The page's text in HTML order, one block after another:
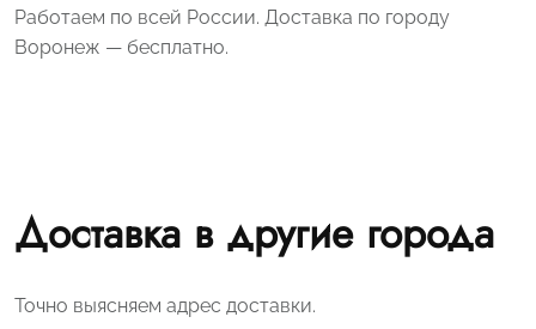
Работаем по всей России. Доставка по городу
Воронеж — бесплатно.
Доставка в другие города
Точно выясняем адрес доставки.